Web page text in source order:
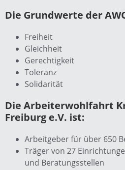
Die Grundwerte der
Freiheit
Gleichheit
Gerechtigkeit
Toleranz
Solidarität
Die Arbeiterwohlfahrt
Freiburg e.V. ist:
Arbeitgeber für über 650
Träger von 27
und Beratungsstellen